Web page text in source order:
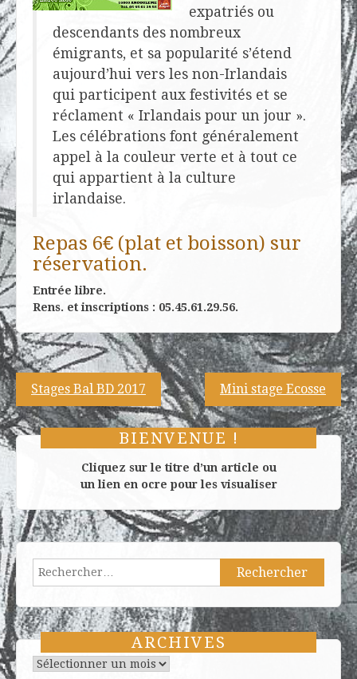
expatriés ou
descendants des nombreux
émigrants, et sa popularité s’étend
aujourd’hui vers les non-Irlandais
qui participent aux festivités et se
réclament « Irlandais pour un jour ».
Les célébrations font généralement
appel à la couleur verte et à tout ce
qui appartient à la culture
irlandaise.
Repas 6€ (plat et boisson) sur
réservation.
Entrée libre.
Rens. et inscriptions : 05.45.61.29.56.
Navigation
de
l’article
Stages Bal BD 2017 Mini stage Ecosse
BIENVENUE !
Cliquez sur le titre d’un article ou
un lien en ocre pour les visualiser
Rechercher :
ARCHIVES
Archives